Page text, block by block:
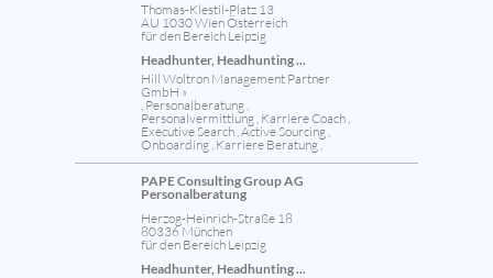
Thomas-Klestil-Platz 13
AU 1030 Wien Österreich
für den Bereich Leipzig
Headhunter, Headhunting ...
Hill Woltron Management Partner
GmbH »
, Personalberatung ,
Personalvermittlung , Karriere Coach ,
Executive Search , Active Sourcing ,
Onboarding , Karriere Beratung ,
PAPE Consulting Group AG
Personalberatung
Herzog-Heinrich-Straße 18
80336 München
für den Bereich Leipzig
Headhunter, Headhunting ...